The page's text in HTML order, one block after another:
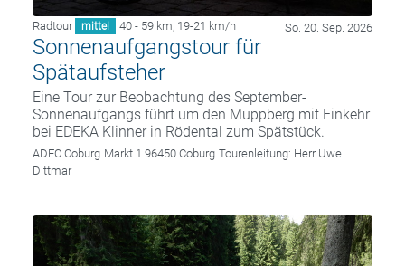
Radtour mittel 40 - 59 km, 19-21 km/h So. 20. Sep. 2026
Sonnenaufgangstour für
Spätaufsteher
Eine Tour zur Beobachtung des September-
Sonnenaufgangs führt um den Muppberg mit Einkehr
bei EDEKA Klinner in Rödental zum Spätstück.
ADFC Coburg Markt 1 96450 Coburg Tourenleitung: Herr Uwe
Dittmar